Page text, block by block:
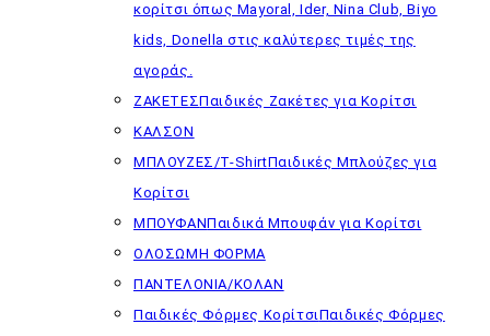
κορίτσι όπως Mayoral, Ider, Nina Club, Biyo
kids, Donella στις καλύτερες τιμές της
αγοράς.
ΖΑΚΕΤΕΣΠαιδικές Ζακέτες για Κορίτσι
ΚΑΛΣΟΝ
ΜΠΛΟΥΖΕΣ/T-ShirtΠαιδικές Μπλούζες για
Κορίτσι
ΜΠΟΥΦΑΝΠαιδικά Μπουφάν για Κορίτσι
ΟΛΟΣΩΜΗ ΦΟΡΜΑ
ΠΑΝΤΕΛΟΝΙΑ/ΚΟΛΑΝ
Παιδικές Φόρμες ΚορίτσιΠαιδικές Φόρμες